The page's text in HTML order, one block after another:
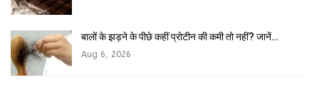
बालों के झड़ने के पीछे कहीं प्रोटीन की कमी तो नहीं? जानें…
Aug 6, 2026